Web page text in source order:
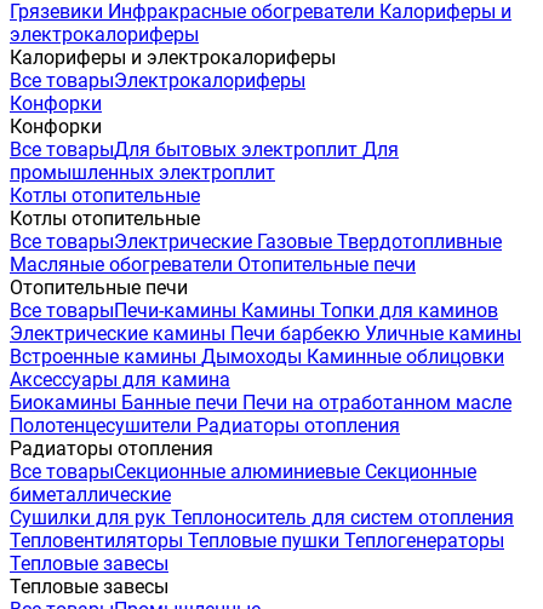
Грязевики Инфракрасные обогреватели Калориферы и
электрокалориферы
Калориферы и электрокалориферы
Все товарыЭлектрокалориферы
Конфорки
Конфорки
Все товарыДля бытовых электроплит Для
промышленных электроплит
Котлы отопительные
Котлы отопительные
Все товарыЭлектрические Газовые Твердотопливные
Масляные обогреватели Отопительные печи
Отопительные печи
Все товарыПечи-камины Камины Топки для каминов
Электрические камины Печи барбекю Уличные камины
Встроенные камины Дымоходы Каминные облицовки
Аксессуары для камина
Биокамины Банные печи Печи на отработанном масле
Полотенцесушители Радиаторы отопления
Радиаторы отопления
Все товарыСекционные алюминиевые Секционные
биметаллические
Сушилки для рук Теплоноситель для систем отопления
Тепловентиляторы Тепловые пушки Теплогенераторы
Тепловые завесы
Тепловые завесы